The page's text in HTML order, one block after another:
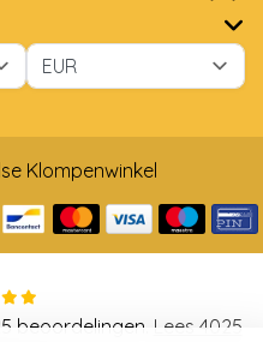
Klompenwinkel
beoordelingen. Lees 4025